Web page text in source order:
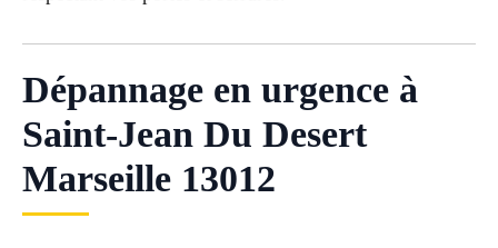
Dépannage en urgence à
Saint-Jean Du Desert
Marseille 13012